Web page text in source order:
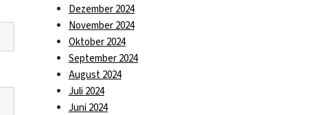
Dezember 2024
November 2024
Oktober 2024
September 2024
August 2024
Juli 2024
Juni 2024